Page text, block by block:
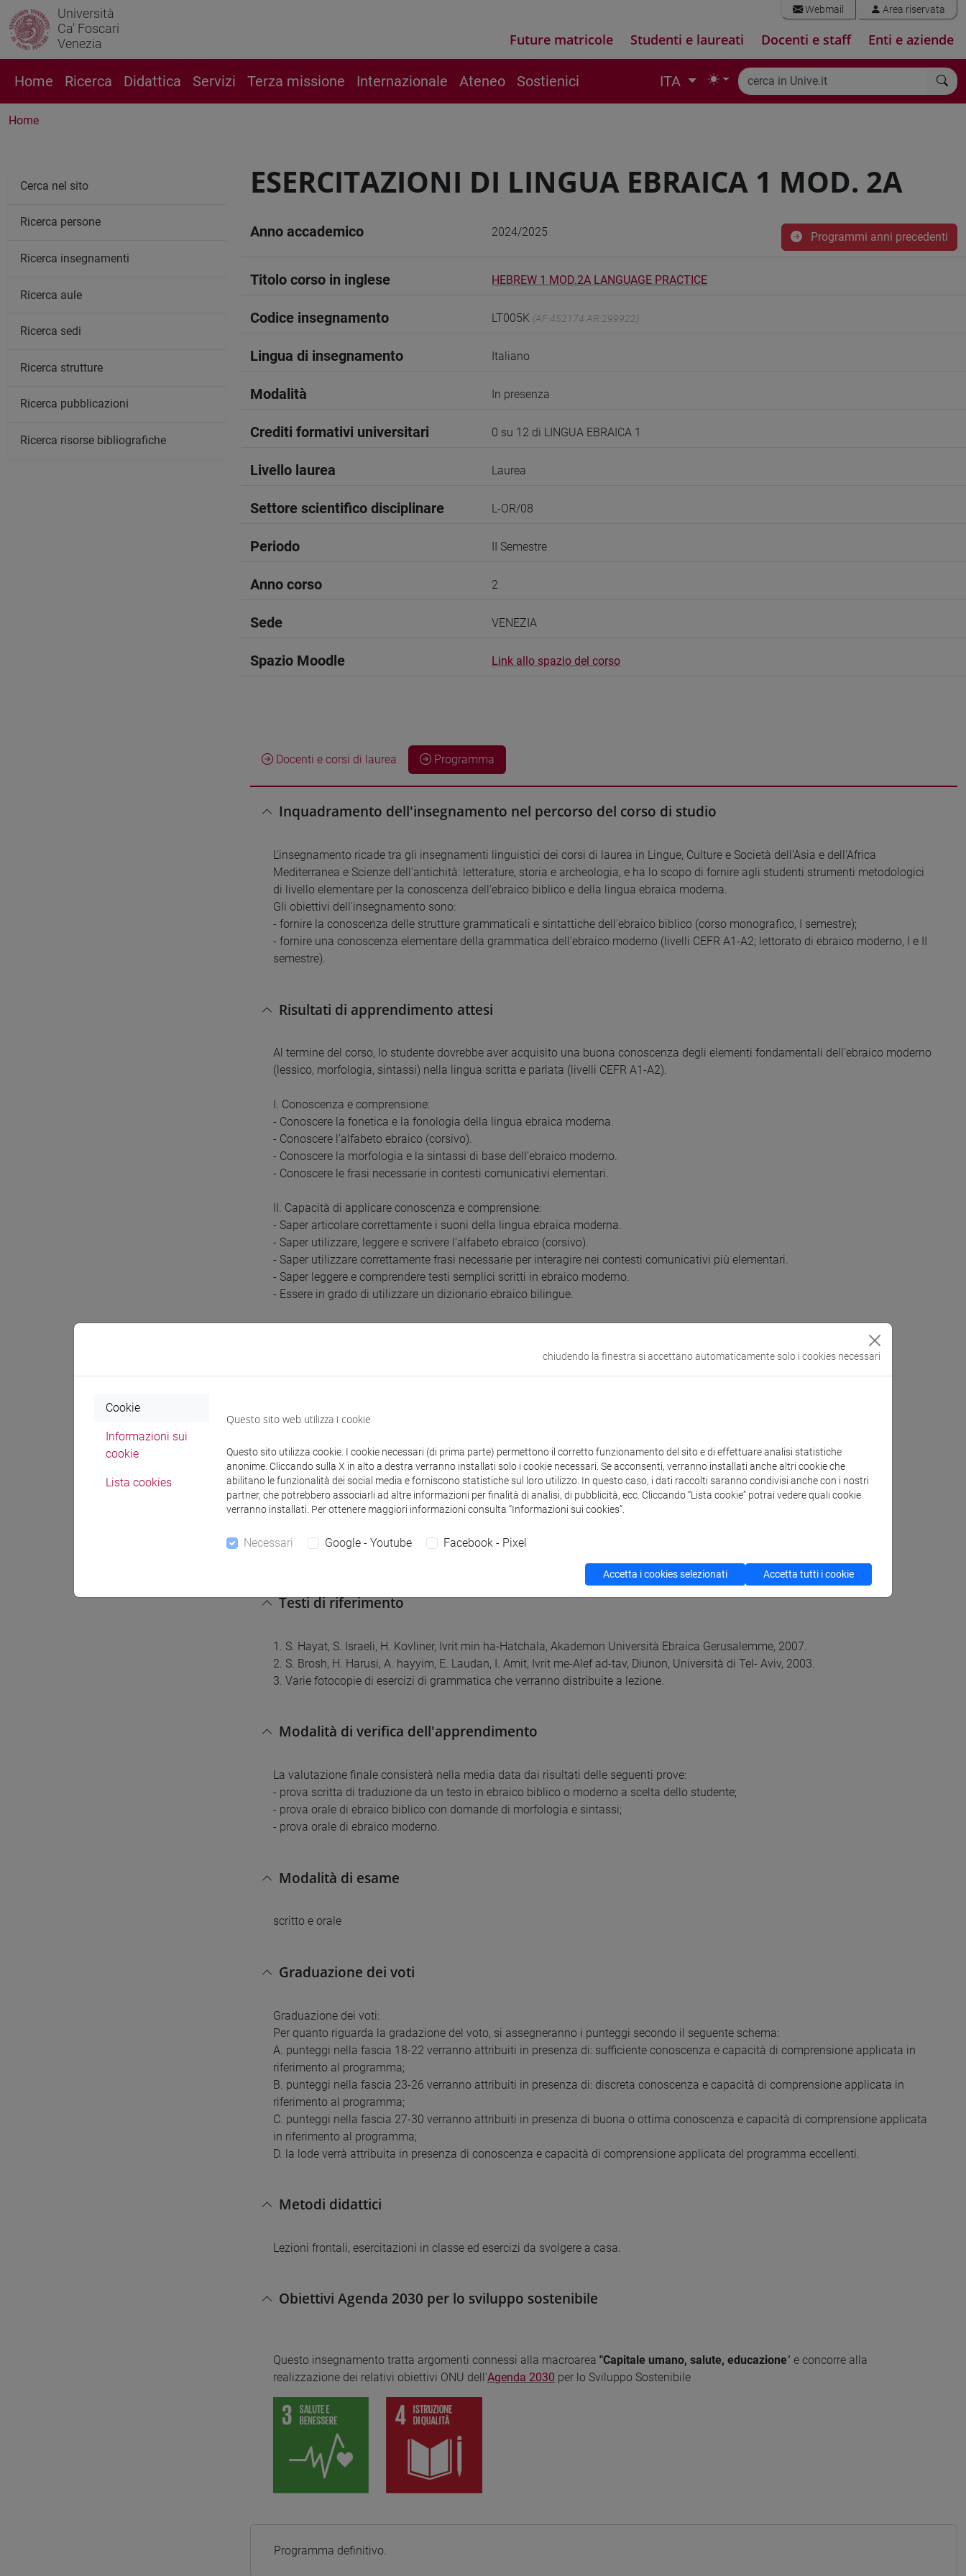
Università
Ca' Foscari
Venezia
Webmail Area riservata
Future matricole Studenti e laureati Docenti e staff Enti e aziende
Home Ricerca Didattica Servizi Terza missione Internazionale Ateneo Sostienici ITA
Home
ESERCITAZIONI DI LINGUA EBRAICA 1 MOD. 2A
Anno accademico 2024/2025 Programmi anni precedenti
Titolo corso in inglese HEBREW 1 MOD.2A LANGUAGE PRACTICE
Codice insegnamento LT005K (AF:452174 AR:299922)
Lingua di insegnamento Italiano
Modalità In presenza
Crediti formativi universitari 0 su 12 di LINGUA EBRAICA 1
Livello laurea Laurea
Settore scientifico disciplinare L-OR/08
Periodo II Semestre
Anno corso 2
Sede VENEZIA
Spazio Moodle Link allo spazio del corso
Docenti e corsi di laurea Programma
Inquadramento dell'insegnamento nel percorso del corso di studio
L’insegnamento ricade tra gli insegnamenti linguistici dei corsi di laurea in Lingue, Culture e Società dell'Asia e dell'Africa
Mediterranea e Scienze dell'antichità: letterature, storia e archeologia, e ha lo scopo di fornire agli studenti strumenti metodologici
di livello elementare per la conoscenza dell'ebraico biblico e della lingua ebraica moderna.
Gli obiettivi dell'insegnamento sono:
- fornire la conoscenza delle strutture grammaticali e sintattiche dell'ebraico biblico (corso monografico, I semestre);
- fornire una conoscenza elementare della grammatica dell'ebraico moderno (livelli CEFR A1-A2; lettorato di ebraico moderno, I e II
semestre).
Risultati di apprendimento attesi
Al termine del corso, lo studente dovrebbe aver acquisito una buona conoscenza degli elementi fondamentali dell'ebraico moderno
(lessico, morfologia, sintassi) nella lingua scritta e parlata (livelli CEFR A1-A2).
I. Conoscenza e comprensione:
- Conoscere la fonetica e la fonologia della lingua ebraica moderna.
- Conoscere l'alfabeto ebraico (corsivo).
- Conoscere la morfologia e la sintassi di base dell'ebraico moderno.
- Conoscere le frasi necessarie in contesti comunicativi elementari.
II. Capacità di applicare conoscenza e comprensione:
- Saper articolare correttamente i suoni della lingua ebraica moderna.
- Saper utilizzare, leggere e scrivere l'alfabeto ebraico (corsivo).
- Saper utilizzare correttamente frasi necessarie per interagire nei contesti comunicativi più elementari.
- Saper leggere e comprendere testi semplici scritti in ebraico moderno.
- Essere in grado di utilizzare un dizionario ebraico bilingue.
Contenuti
Lettorato di ebraico moderno (30 + 30 ore):
- esercitazioni scritte e orali di ebraico moderno a livello elementare
Testi di riferimento
1. S. Hayat, S. Israeli, H. Kovliner, Ivrit min ha-Hatchala, Akademon Università Ebraica Gerusalemme, 2007.
2. S. Brosh, H. Harusi, A. hayyim, E. Laudan, I. Amit, Ivrit me-Alef ad-tav, Diunon, Università di Tel- Aviv, 2003.
3. Varie fotocopie di esercizi di grammatica che verranno distribuite a lezione.
Modalità di verifica dell'apprendimento
La valutazione finale consisterà nella media data dai risultati delle seguenti prove:
- prova scritta di traduzione da un testo in ebraico biblico o moderno a scelta dello studente;
- prova orale di ebraico biblico con domande di morfologia e sintassi;
- prova orale di ebraico moderno.
Modalità di esame
scritto e orale
Graduazione dei voti
Graduazione dei voti:
Per quanto riguarda la gradazione del voto, si assegneranno i punteggi secondo il seguente schema:
A. punteggi nella fascia 18-22 verranno attribuiti in presenza di: sufficiente conoscenza e capacità di comprensione applicata in
riferimento al programma;
B. punteggi nella fascia 23-26 verranno attribuiti in presenza di: discreta conoscenza e capacità di comprensione applicata in
riferimento al programma;
C. punteggi nella fascia 27-30 verranno attribuiti in presenza di buona o ottima conoscenza e capacità di comprensione applicata
in riferimento al programma;
D. la lode verrà attribuita in presenza di conoscenza e capacità di comprensione applicata del programma eccellenti.
Metodi didattici
Lezioni frontali, esercitazioni in classe ed esercizi da svolgere a casa.
Obiettivi Agenda 2030 per lo sviluppo sostenibile
Questo insegnamento tratta argomenti connessi alla macroarea "Capitale umano, salute, educazione" e concorre alla
realizzazione dei relativi obiettivi ONU dell'Agenda 2030 per lo Sviluppo Sostenibile
Programma definitivo.
Cerca nel sito
Ricerca persone
Ricerca insegnamenti
Ricerca aule
Ricerca sedi
Ricerca strutture
Ricerca pubblicazioni
Ricerca risorse bibliografiche
chiudendo la finestra si accettano automaticamente solo i cookies necessari
Cookie
Informazioni sui
cookie
Lista cookies
Questo sito web utilizza i cookie
Questo sito utilizza cookie. I cookie necessari (di prima parte) permettono il corretto funzionamento del sito e di effettuare analisi statistiche
anonime. Cliccando sulla X in alto a destra verranno installati solo i cookie necessari. Se acconsenti, verranno installati anche altri cookie che
abilitano le funzionalità dei social media e forniscono statistiche sul loro utilizzo. In questo caso, i dati raccolti saranno condivisi anche con i nostri
partner, che potrebbero associarli ad altre informazioni per finalità di analisi, di pubblicità, ecc. Cliccando “Lista cookie” potrai vedere quali cookie
verranno installati. Per ottenere maggiori informazioni consulta “Informazioni sui cookies”.
Necessari Google - Youtube Facebook - Pixel
Accetta i cookies selezionati Accetta tutti i cookie